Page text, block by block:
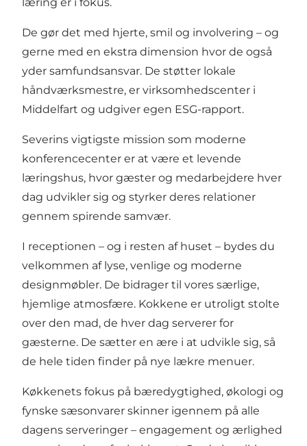
De gør det med hjerte, smil og involvering – og
gerne med en ekstra dimension hvor de også
yder samfundsansvar. De støtter lokale
håndværksmestre, er virksomhedscenter i
Middelfart og udgiver egen ESG-rapport.
Severins vigtigste mission som moderne
konferencecenter er at være et levende
læringshus, hvor gæster og medarbejdere hver
dag udvikler sig og styrker deres relationer
gennem spirende samvær.
I receptionen – og i resten af huset – bydes du
velkommen af lyse, venlige og moderne
designmøbler. De bidrager til vores særlige,
hjemlige atmosfære. Kokkene er utroligt stolte
over den mad, de hver dag serverer for
gæsterne. De sætter en ære i at udvikle sig, så
de hele tiden finder på nye lækre menuer.
Køkkenets fokus på bæredygtighed, økologi og
fynske sæsonvarer skinner igennem på alle
dagens serveringer – engagement og ærlighed